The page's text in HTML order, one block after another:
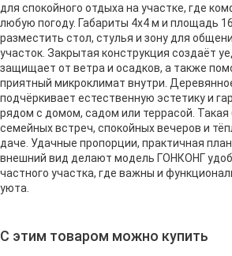
для спокойного отдыха на участке, где
любую погоду. Габариты 4х4 м и площадь
разместить стол, стулья и зону для
участок. Закрытая конструкция создаёт
защищает от ветра и осадков, а также
приятный микроклимат внутри.
подчёркивает естественную эстетику и
рядом с домом, садом или террасой. Такая
семейных встреч, спокойных вечеров и
даче. Удачные пропорции, практичная
внешний вид делают модель ГОНКОНГ
частного участка, где важны и
уюта.
С этим товаром можно купить